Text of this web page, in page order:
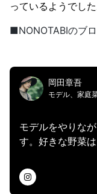
っているようでした
■NONOTABIのブ
岡田章吾
モデル、家庭
モデルをやりな
す。好きな野菜